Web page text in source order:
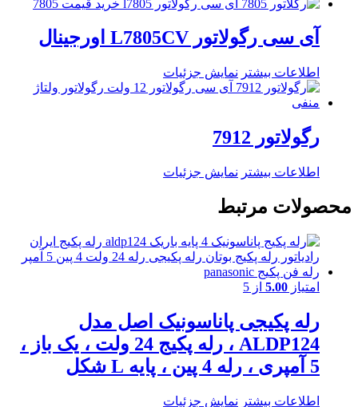
آی سی رگولاتور L7805CV اورجینال
اطلاعات بیشتر نمایش جزئیات
رگولاتور 7912
اطلاعات بیشتر نمایش جزئیات
محصولات مرتبط
امتیاز 5.00 از 5
رله پکیجی پاناسونیک اصل مدل
ALDP124 ، رله پکیج 24 ولت ، یک باز ،
5 آمپری ، رله 4 پین ، پایه L شکل
اطلاعات بیشتر نمایش جزئیات